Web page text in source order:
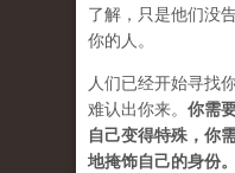
了解，只是他们没
你的人。
人们已经开始寻找
难认出你来。 你需
自己变得特殊，你
地掩饰自己的身份。